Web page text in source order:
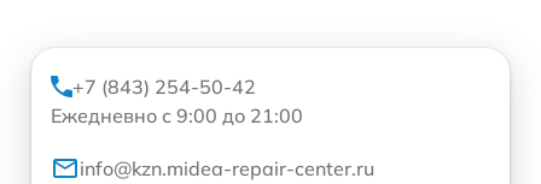
+7 (843) 254-50-42
Ежедневно с 9:00 до 21:00
info@kzn.midea-repair-center.ru